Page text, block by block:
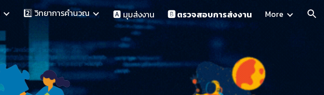
Skip to navigation
2️⃣ วิทยาการคำนวณ 🅰️ มุมส่งงาน 🅱️ ตรวจสอบการส่งงาน More